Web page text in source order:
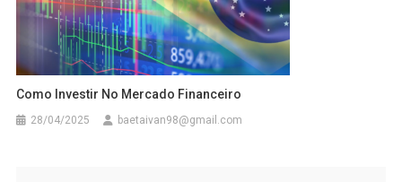
Como Investir No Mercado Financeiro
28/04/2025 baetaivan98@gmail.com